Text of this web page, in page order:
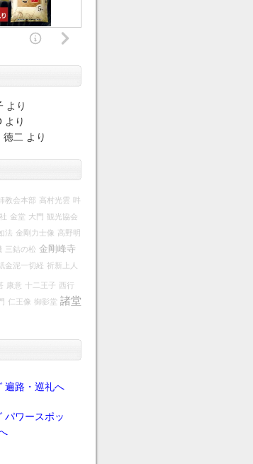
より
より
二 より
教会本部 高村光雲
吽
金堂 大門 観光協会
法 金剛力士像 高野明
三鈷の松 金剛峰寺
金泥一切経 祈新上人
康意 十二王子
西行
仁王像 御影堂 諸堂